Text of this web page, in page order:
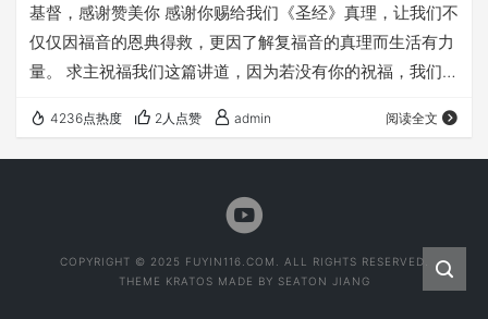
基督，感谢赞美你 感谢你赐给我们《圣经》真理，让我们不
仅仅因福音的恩典得救，更因了解复福音的真理而生活有力
量。 求主祝福我们这篇讲道，因为若没有你的祝福，我们所
记》的系列讲道，让每一个听众都从中得造就，知道如何跟
从主基督，如何坚守信仰，如何在恩典中生命不断成长。 求
固，成为紧紧跟随主基督耶稣的人。 求主让我们受激励，
4236点热度 2人点赞 admin 阅读全文
COPYRIGHT © 2025 FUYIN116.COM. ALL RIGHTS RESERVED.
THEME KRATOS MADE BY SEATON JIANG